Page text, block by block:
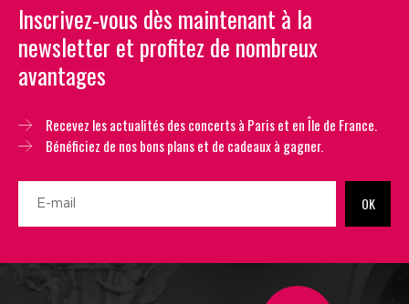
Inscrivez-vous dès maintenant à la
newsletter et profitez de nombreux
avantages
Recevez les actualités des concerts à Paris et en Île de France.
Bénéficiez de nos bons plans et de cadeaux à gagner.
OK